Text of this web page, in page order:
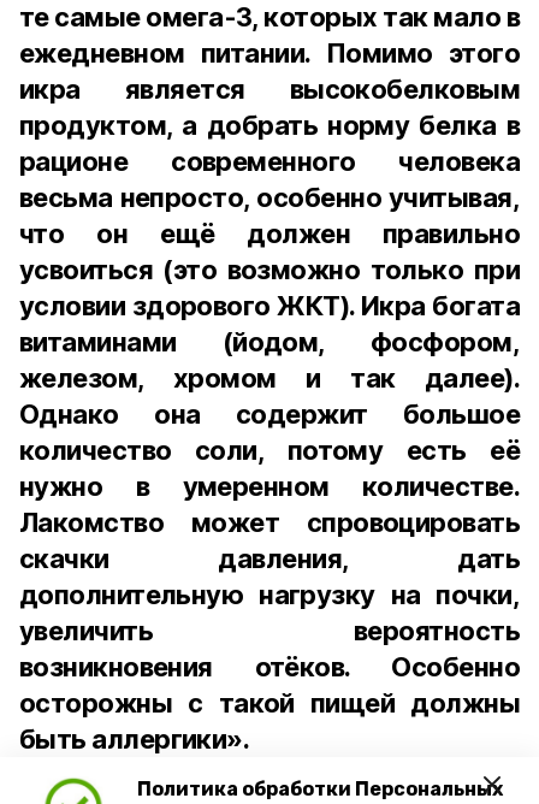
Политика обработки Персональных
те самые омега-3, которых так мало в
ежедневном питании. Помимо этого
икра является высокобелковым
продуктом, а добрать норму белка в
рационе современного человека
весьма непросто, особенно учитывая,
что он ещё должен правильно
усвоиться (это возможно только при
условии здорового ЖКТ). Икра богата
витаминами (йодом, фосфором,
железом, хромом и так далее).
Однако она содержит большое
количество соли, потому есть её
нужно в умеренном количестве.
Лакомство может спровоцировать
скачки давления, дать
дополнительную нагрузку на почки,
увеличить вероятность
возникновения отёков. Особенно
осторожны с такой пищей должны
быть аллергики».
Для взрослого человека безопасной